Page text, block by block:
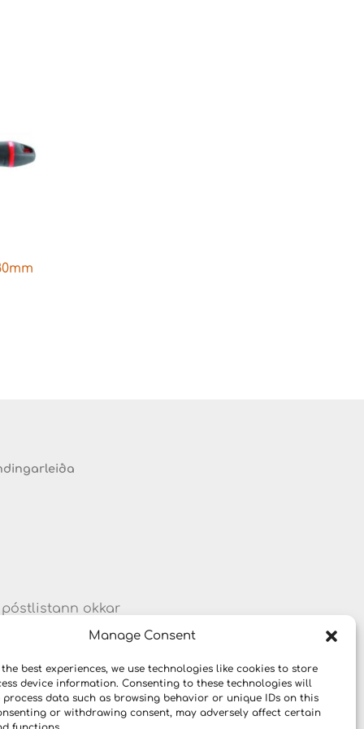
Manage Consent
best experiences, we use technologies like cookies to store
device information. Consenting to these technologies will
data such as browsing behavior or unique IDs on this
or withdrawing consent, may adversely affect certain
okkar
og